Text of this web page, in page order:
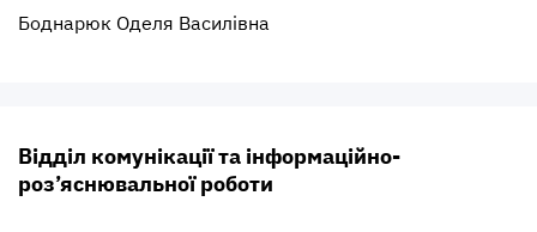
Боднарюк Оделя Василівна
Відділ комунікації та інформаційно-
роз’яснювальної роботи